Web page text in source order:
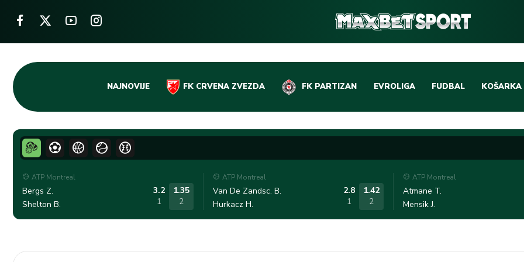
Skip
content
NAJNOVIJE FK CRVENA ZVEZDA FK PARTIZAN EVROLIGA FUDBAL
DOMAĆI FUDBAL
LIGE PETICE
OSTALE LIGE
KOŠARKA
EVROLIGA
ABA LIGA
ATP Montreal
Bergs Z.
Shelton B.
3.2
1
1.35
2
ATP Montreal
Van De Zandsc. B.
Hurkacz H.
2.8
1
1.42
2
ATP Montreal
Atmane T.
Mensik J.